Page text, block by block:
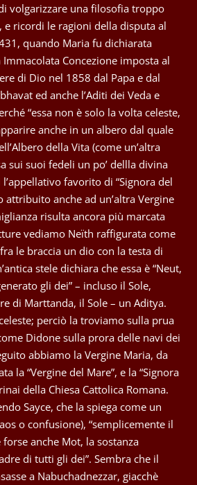
volgarizzare una filosofia troppo
e ricordi le ragioni della disputa al
quando Maria fu dichiarata
Concezione imposta al
di Dio nel 1858 dal Papa e dal
ed anche l’Aditi dei Veda e
“essa non è solo la volta celeste,
anche in un albero dal quale
della Vita (come un’altra
sui suoi fedeli un po’ dellla divina
favorito di “Signora del
attribuito anche ad un’altra Vergine
risulta ancora più marcata
vediamo Neïth raffigurata come
le braccia un dio con la testa di
stele dichiara che essa è “Neut,
gli dei” – incluso il Sole,
di Marttanda, il Sole – un Aditya.
perciò la troviamo sulla prua
Didone sulla prora delle navi dei
abbiamo la Vergine Maria, da
la “Vergine del Mare”, e la “Signora
della Chiesa Cattolica Romana.
Sayce, che la spiega come un
o confusione), “semplicemente il
anche Mot, la sostanza
di tutti gli dei”. Sembra che il
a Nabuchadnezzar, giacchè